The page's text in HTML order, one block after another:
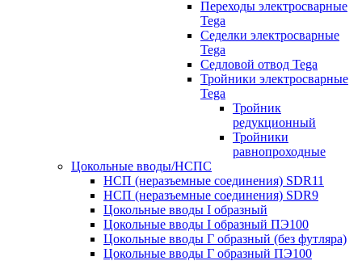
Переходы электросварные
Tega
Седелки электросварные
Tega
Седловой отвод Tega
Тройники электросварные
Tega
Тройник
редукционный
Тройники
равнопроходные
Цокольные вводы/НСПС
НСП (неразъемные соединения) SDR11
НСП (неразъемные соединения) SDR9
Цокольные вводы I образный
Цокольные вводы I образный ПЭ100
Цокольные вводы Г образный (без футляра)
Цокольные вводы Г образный ПЭ100